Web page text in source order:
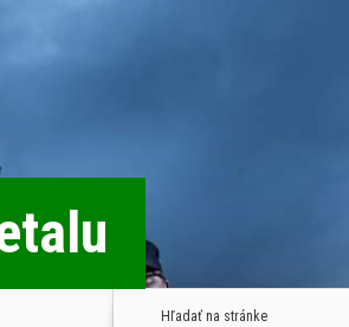
Hľadať na stránke